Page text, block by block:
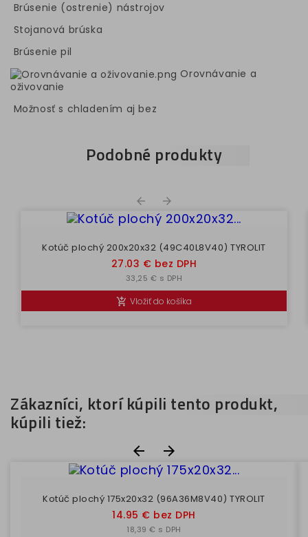
Brúsenie (ostrenie) nástrojov
Stojanová brúska
Brúsenie pil
Orovnávanie a
oživovanie
Možnosť s chladením aj bez
Podobné produkty
 
Kotúč plochý 200x20x32 (49C40L8V40) TYROLIT
Cena
27.03 € bez DPH
33,25 € s DPH
 Vložiť do košíka
Zákazníci, ktorí kúpili tento produkt,
kúpili tiež:
 
Kotúč plochý 175x20x32 (96A36M8V40) TYROLIT
Cena
14.95 € bez DPH
18,39 € s DPH